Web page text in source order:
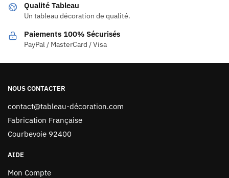
Qualité Tableau
Un tableau décoration de qualité.
Paiements 100% Sécurisés
PayPal / MasterCard / Visa
NOUS CONTACTER
contact@tableau-décoration.com
Fabrication Française
Courbevoie 92400
AIDE
Mon Compte